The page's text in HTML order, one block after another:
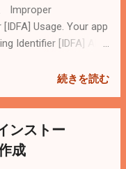
見るとわかりやす
Notificationの「進
。 Bring running
Community Questions
をserviceのstart, stop
る。
Improper
Usage. Your app
Identifier [IDFA] API
in iTunes Connect.
Does this app use
(IDFA)? に「No」と
ェックが走るらし
広告は表示してな
続きを読む
ンストー
成